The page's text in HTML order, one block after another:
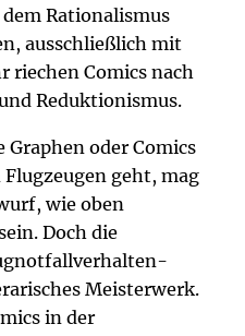
Rationalismus
ausschließlich mit
riechen Comics nach
Reduktionismus.
oder Comics
geht, mag
wie oben
Doch die
Meisterwerk.
in der